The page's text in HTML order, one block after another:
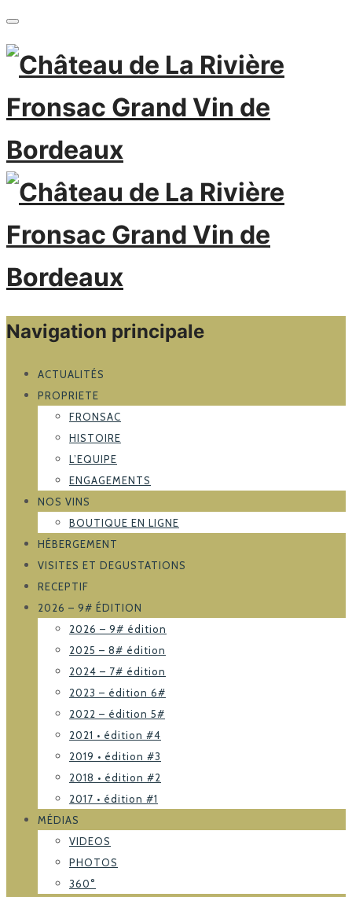
Navigation principale
ACTUALITÉS
PROPRIETE
FRONSAC
HISTOIRE
L’EQUIPE
ENGAGEMENTS
NOS VINS
BOUTIQUE EN LIGNE
HÉBERGEMENT
VISITES ET DEGUSTATIONS
RECEPTIF
2026 – 9# ÉDITION
2026 – 9# édition
2025 – 8# édition
2024 – 7# édition
2023 – édition 6#
2022 – édition 5#
2021 • édition #4
2019 • édition #3
2018 • édition #2
2017 • édition #1
MÉDIAS
VIDEOS
PHOTOS
360°